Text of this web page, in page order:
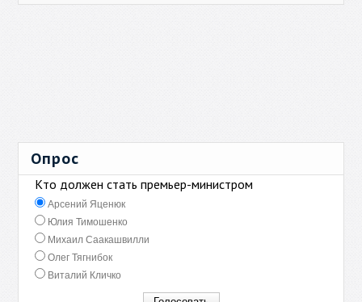
Опрос
Кто должен стать премьер-министром
Арсений Яценюк
Юлия Тимошенко
Михаил Саакашвилли
Олег Тягнибок
Виталий Кличко